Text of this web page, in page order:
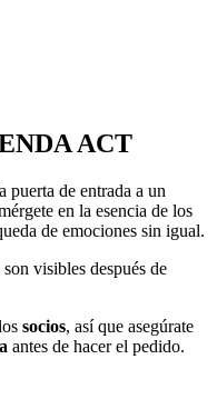
ACT
de entrada a un
en la esencia de los
de emociones sin igual.
visibles después de
socios, así que asegúrate
antes de hacer el pedido.